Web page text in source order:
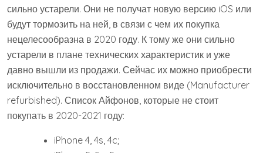
сильно устарели. Они не получат новую версию iOS или
будут тормозить на ней, в связи с чем их покупка
нецелесообразна в 2020 году. К тому же они сильно
устарели в плане технических характеристик и уже
давно вышли из продажи. Сейчас их можно приобрести
исключительно в восстановленном виде (Manufacturer
refurbished). Список Айфонов, которые не стоит
покупать в 2020-2021 году:
iPhone 4, 4s, 4c;